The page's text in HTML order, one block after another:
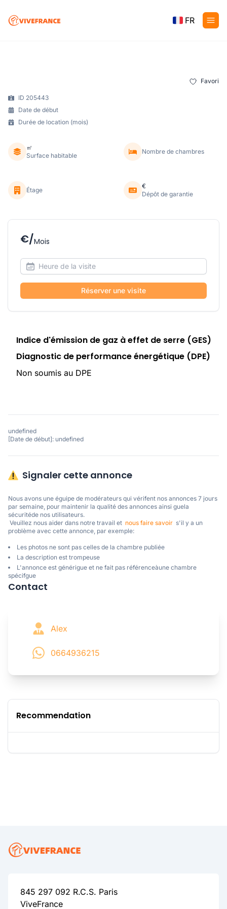
FR
Favori
ID 205443
Date de début
Durée de location (mois)
㎡
Surface habitable
Nombre de chambres
Étage
€
Dépôt de garantie
€/Mois
Réserver une visite
Indice d'émission de gaz à effet de serre (GES)
Diagnostic de performance énergétique (DPE)
Non soumis au DPE
undefined
[Date de début]: undefined
Signaler cette annonce
Nous avons une éguipe de modérateurs qui vérifent nos annonces 7 jours
par semaine, pour maintenir la qualité des annonces ainsi guela
sécuritéde nos utilisateurs.
Veuillez nous aider dans notre travail et nous faire savoir
  s'il y a un
problème avec cette annonce, par exemple:
Les photos ne sont pas celles de la chambre publiée
La description est trompeuse
L'annonce est générigue et ne fait pas référenceàune chambre
spécifgue
Contact
Alex
0664936215
Recommendation
845 297 092 R.C.S. Paris
ViveFrance